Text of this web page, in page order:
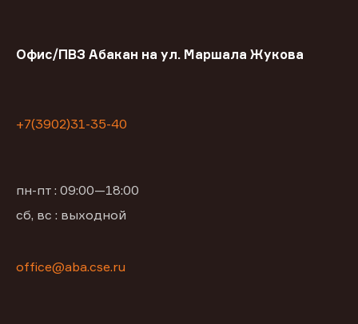
Офис/ПВЗ Абакан на ул. Маршала Жукова
+7(3902)31-35-40
пн-пт : 09:00—18:00
сб, вс : выходной
office@aba.cse.ru